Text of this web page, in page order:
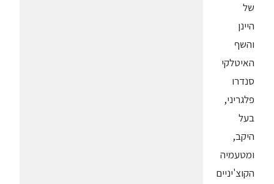
של
היינן
והשף
האיטלקי
סנדרו
פלגריני,
בעל
היקב,
ומטעמיה
הקוצ'יניים